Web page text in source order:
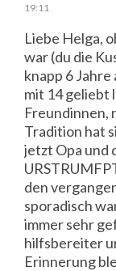
19:11
Liebe Helga,
war (du die
knapp 6
mit 14 geliebt
Freundinnen,
Tradition hat
jetzt Opa und
den
sporadisch
immer sehr
hilfsbereiter
Erinnerung